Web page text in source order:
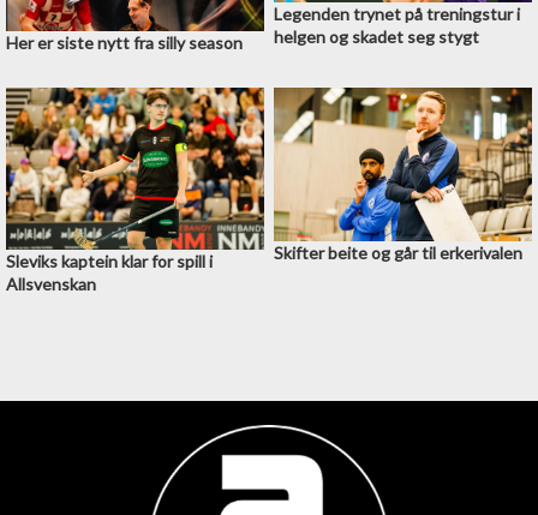
Her er siste nytt fra silly season
Legenden trynet på treningstur i
helgen og skadet seg stygt
Sleviks kaptein klar for spill i
Allsvenskan
Skifter beite og går til erkerivalen